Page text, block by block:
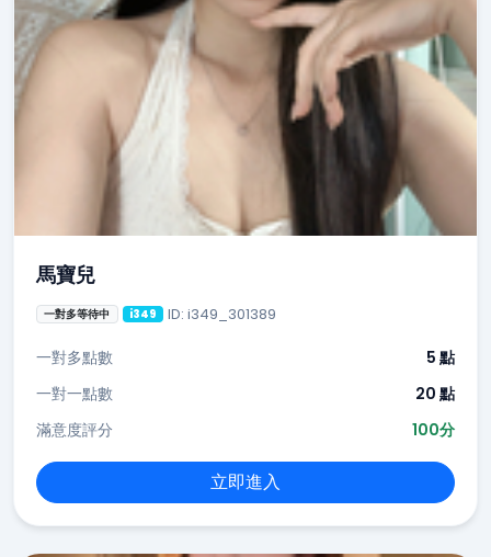
馬寶兒
一對多等待中 i349 ID: i349_301389
一對多點數
5 點
一對一點數
20 點
滿意度評分
100分
立即進入